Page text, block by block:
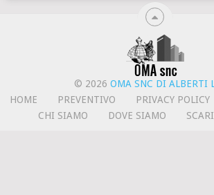
© 2026 OMA SNC DI ALBERTI
HOME
PREVENTIVO PRIVACY POLICY
CHI SIAMO
DOVE SIAMO